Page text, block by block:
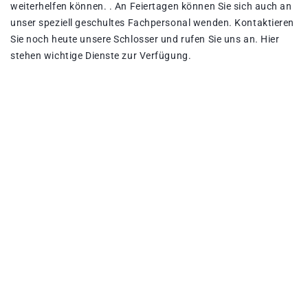
weiterhelfen können. . An Feiertagen können Sie sich auch an
unser speziell geschultes Fachpersonal wenden. Kontaktieren
Sie noch heute unsere Schlosser und rufen Sie uns an. Hier
stehen wichtige Dienste zur Verfügung.